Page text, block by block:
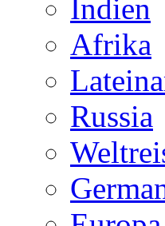
Indien
Afrika
Russia